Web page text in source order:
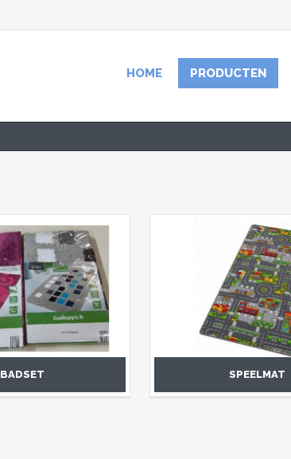
HOME PRODUCTEN
BADSET SPEELMAT